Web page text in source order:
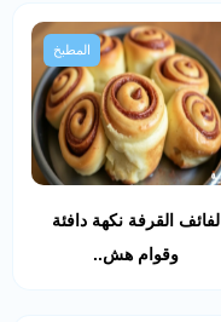
المطبخ
لفائف القرفة نكهة دافئة
وقوام هش..